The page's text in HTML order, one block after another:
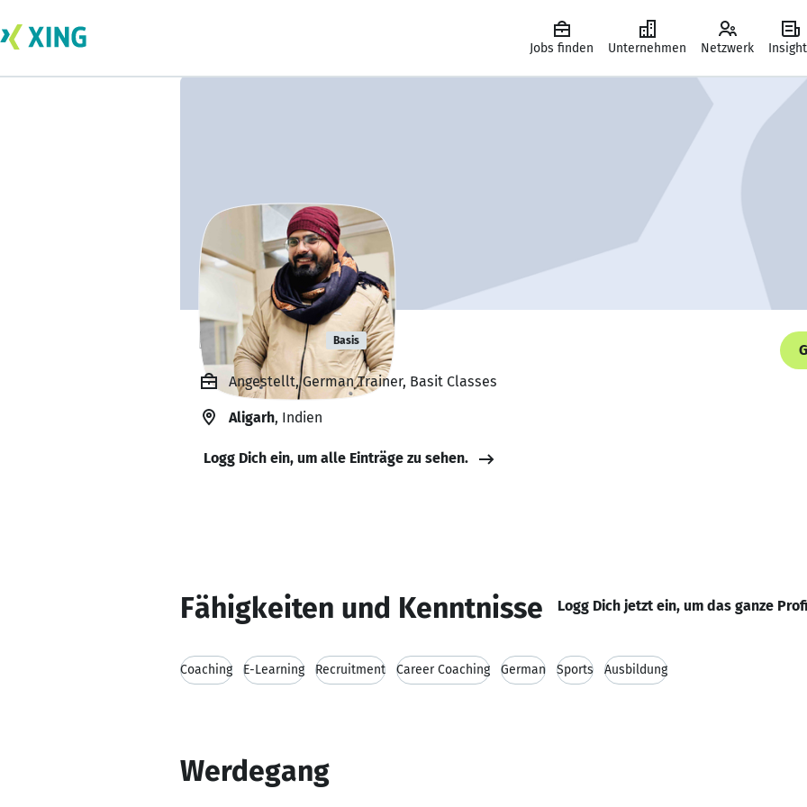
Jobs finden Unternehmen Netzwerk
Basit Zaidi Basis
Angestellt, German Trainer, Basit Classes
Aligarh, Indien
Logg Dich ein, um alle Einträge zu sehen.
Fähigkeiten und Kenntnisse Logg Dich jetzt ein, um das ganze
Coaching E-Learning Recruitment Career Coaching German Sports Ausbildung
Werdegang